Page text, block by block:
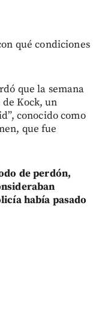
qué condiciones
que la semana
Kock, un
conocido como
que fue
de perdón,
había pasado